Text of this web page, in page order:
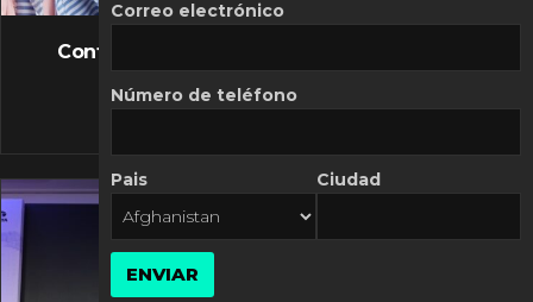
FLASH NEWS
Controversia de Mercado Libre por costos
10 MARZO, 2026
Correo electrónico
Número de teléfono
Pais Ciudad
ENVIAR